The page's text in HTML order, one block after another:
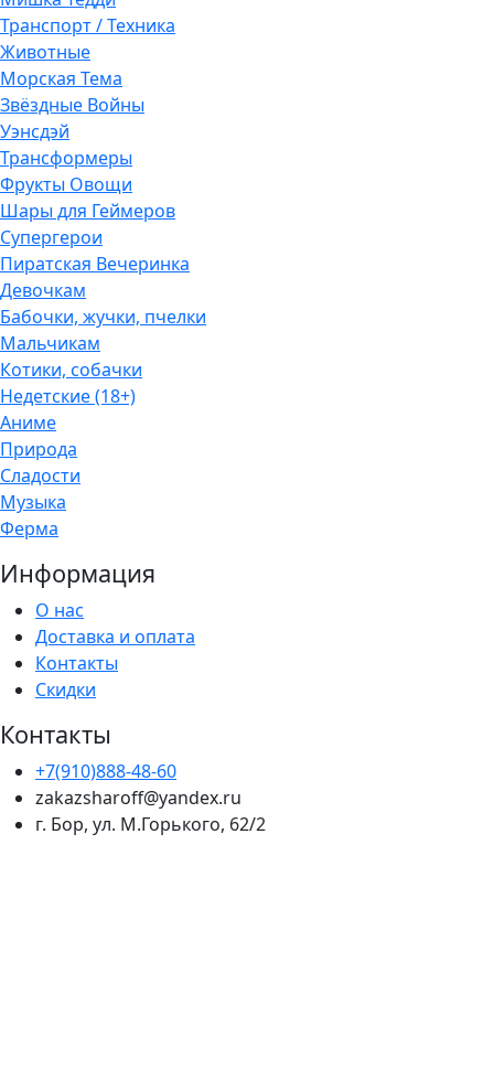
Транспорт / Техника
Животные
Морская Тема
Звёздные Войны
Уэнсдэй
Трансформеры
Фрукты Овощи
Шары для Геймеров
Супергерои
Пиратская Вечеринка
Девочкам
Бабочки, жучки, пчелки
Мальчикам
Котики, собачки
Недетские (18+)
Аниме
Природа
Сладости
Музыка
Ферма
Информация
О нас
Доставка и оплата
Контакты
Скидки
Контакты
+7(910)888-48-60
zakazsharoff@yandex.ru
г. Бор, ул. М.Горького, 62/2